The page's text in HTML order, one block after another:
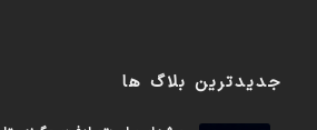
جدیدترین بلاگ ها